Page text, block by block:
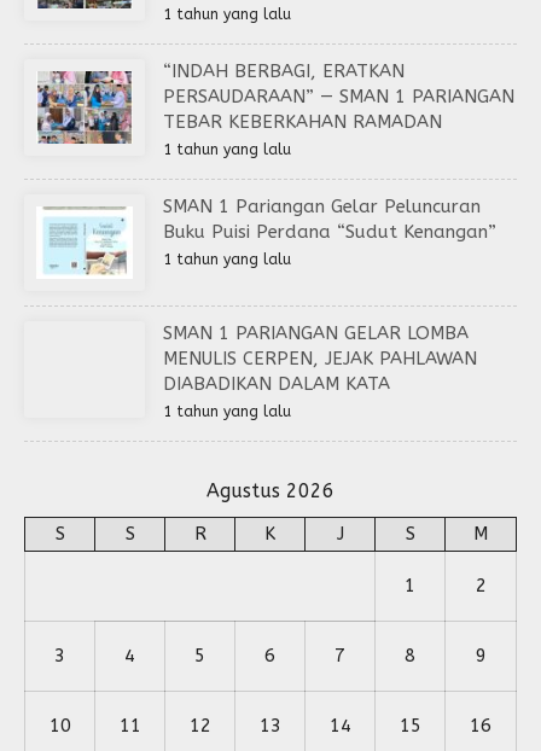
1 tahun yang lalu
“INDAH BERBAGI, ERATKAN
PERSAUDARAAN” — SMAN 1 PARIANGAN
TEBAR KEBERKAHAN RAMADAN
1 tahun yang lalu
SMAN 1 Pariangan Gelar Peluncuran
Buku Puisi Perdana “Sudut Kenangan”
1 tahun yang lalu
SMAN 1 PARIANGAN GELAR LOMBA
MENULIS CERPEN, JEJAK PAHLAWAN
DIABADIKAN DALAM KATA
1 tahun yang lalu
Agustus 2026
S S R K J S M
1 2
3 4 5 6 7 8 9
10 11 12 13 14 15 16